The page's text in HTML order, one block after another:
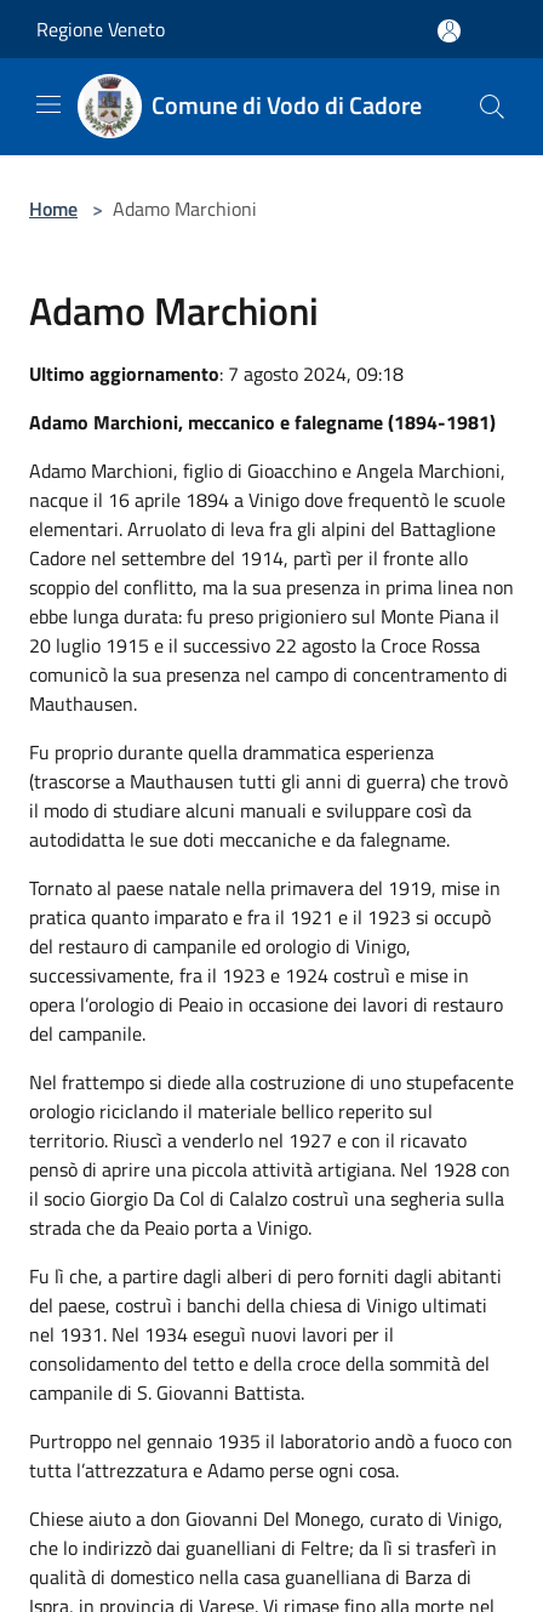
Regione Veneto
Comune di Vodo di Cadore
Home > Adamo Marchioni
Adamo Marchioni
Ultimo aggiornamento: 7 agosto 2024, 09:18
Adamo Marchioni, meccanico e falegname (1894-1981)
Adamo Marchioni, figlio di Gioacchino e Angela Marchioni,
nacque il 16 aprile 1894 a Vinigo dove frequentò le scuole
elementari. Arruolato di leva fra gli alpini del Battaglione
Cadore nel settembre del 1914, partì per il fronte allo
scoppio del conflitto, ma la sua presenza in prima linea non
ebbe lunga durata: fu preso prigioniero sul Monte Piana il
20 luglio 1915 e il successivo 22 agosto la Croce Rossa
comunicò la sua presenza nel campo di concentramento di
Mauthausen.
Fu proprio durante quella drammatica esperienza
(trascorse a Mauthausen tutti gli anni di guerra) che trovò
il modo di studiare alcuni manuali e sviluppare così da
autodidatta le sue doti meccaniche e da falegname.
Tornato al paese natale nella primavera del 1919, mise in
pratica quanto imparato e fra il 1921 e il 1923 si occupò
del restauro di campanile ed orologio di Vinigo,
successivamente, fra il 1923 e 1924 costruì e mise in
opera l’orologio di Peaio in occasione dei lavori di restauro
del campanile.
Nel frattempo si diede alla costruzione di uno stupefacente
orologio riciclando il materiale bellico reperito sul
territorio. Riuscì a venderlo nel 1927 e con il ricavato
pensò di aprire una piccola attività artigiana. Nel 1928 con
il socio Giorgio Da Col di Calalzo costruì una segheria sulla
strada che da Peaio porta a Vinigo.
Fu lì che, a partire dagli alberi di pero forniti dagli abitanti
del paese, costruì i banchi della chiesa di Vinigo ultimati
nel 1931. Nel 1934 eseguì nuovi lavori per il
consolidamento del tetto e della croce della sommità del
campanile di S. Giovanni Battista.
Purtroppo nel gennaio 1935 il laboratorio andò a fuoco con
tutta l’attrezzatura e Adamo perse ogni cosa.
Chiese aiuto a don Giovanni Del Monego, curato di Vinigo,
che lo indirizzò dai guanelliani di Feltre; da lì si trasferì in
qualità di domestico nella casa guanelliana di Barza di
Ispra, in provincia di Varese. Vi rimase fino alla morte nel